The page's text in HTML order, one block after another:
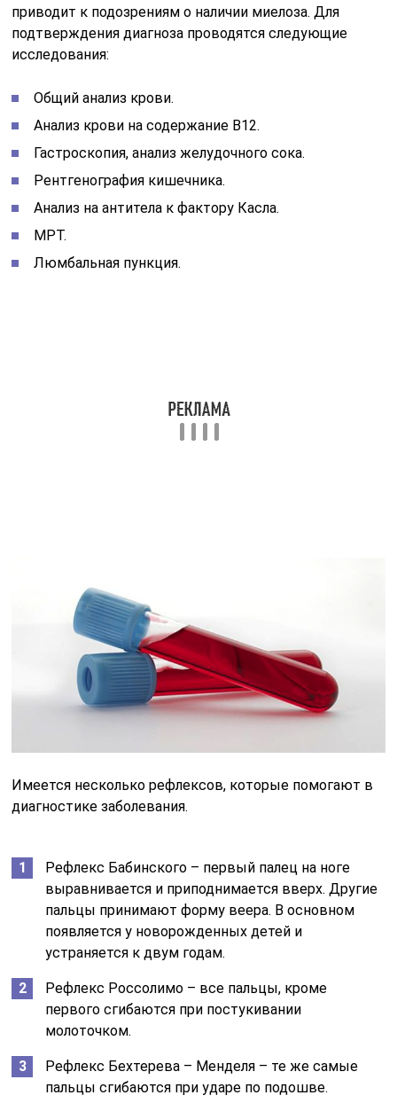
приводит к подозрениям о наличии миелоза. Для
подтверждения диагноза проводятся следующие
исследования:
Общий анализ крови.
Анализ крови на содержание В12.
Гастроскопия, анализ желудочного сока.
Рентгенография кишечника.
Анализ на антитела к фактору Касла.
МРТ.
Люмбальная пункция.
Имеется несколько рефлексов, которые помогают в
диагностике заболевания.
Рефлекс Бабинского – первый палец на ноге
выравнивается и приподнимается вверх. Другие
пальцы принимают форму веера. В основном
появляется у новорожденных детей и
устраняется к двум годам.
Рефлекс Россолимо – все пальцы, кроме
первого сгибаются при постукивании
молоточком.
Рефлекс Бехтерева – Менделя – те же самые
пальцы сгибаются при ударе по подошве.